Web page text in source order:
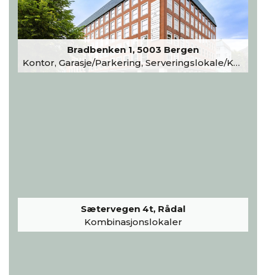
Bradbenken 1, 5003 Bergen
Kontor, Garasje/Parkering, Serveringslokale/Kantine, Undervisning/Arrangement
Sætervegen 4t, Rådal
Kombinasjonslokaler